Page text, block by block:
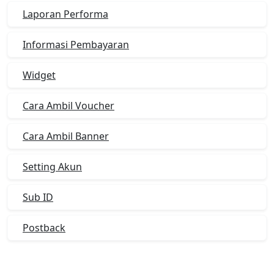
Laporan Performa
Informasi Pembayaran
Widget
Cara Ambil Voucher
Cara Ambil Banner
Setting Akun
Sub ID
Postback